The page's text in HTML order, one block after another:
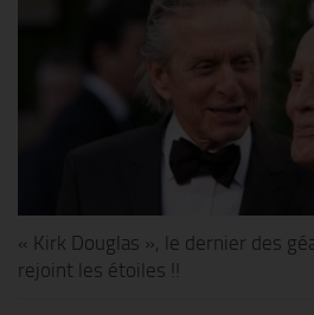
« Kirk Douglas », le dernier des
rejoint les étoiles !!